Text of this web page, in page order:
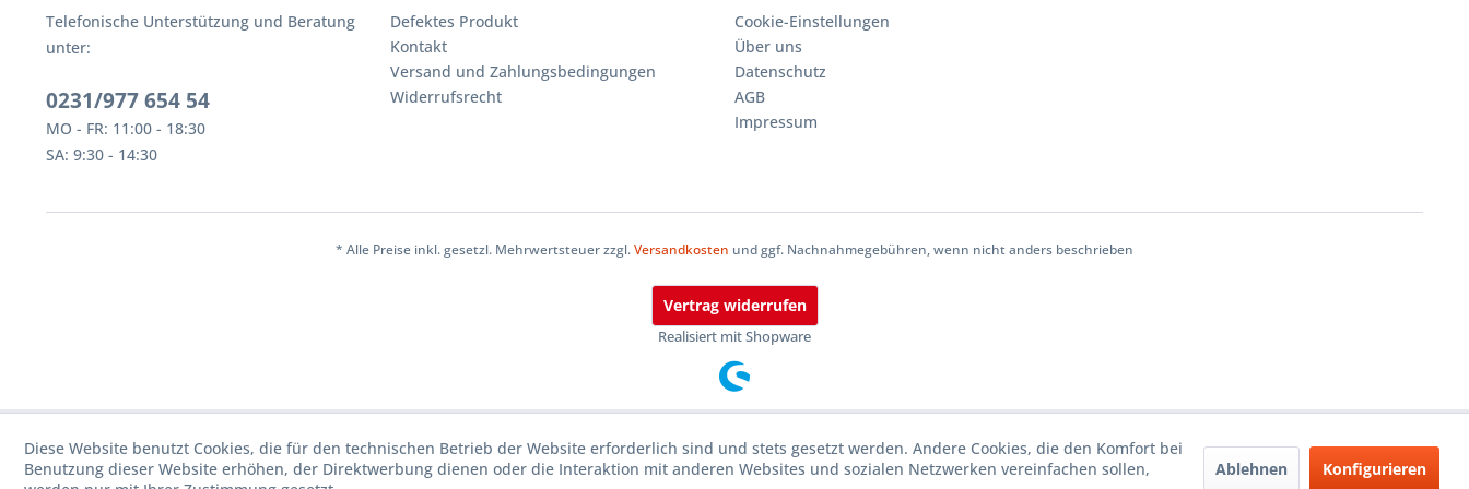
Telefonische Unterstützung und Beratung
unter:
0231/977 654 54
MO - FR: 11:00 - 18:30
SA: 9:30 - 14:30
Defektes Produkt
Kontakt
Versand und Zahlungsbedingungen
Widerrufsrecht
Cookie-Einstellungen
Über uns
Datenschutz
AGB
Impressum
* Alle Preise inkl. gesetzl. Mehrwertsteuer zzgl.Versandkosten und ggf. Nachnahmegebühren, wenn nicht anders beschrieben
Vertrag widerrufen
Realisiert mit Shopware
Diese Website benutzt Cookies, die für den technischen Betrieb der Website erforderlich sind und stets gesetzt werden. Andere Cookies, die den Komfort bei
Benutzung dieser Website erhöhen, der Direktwerbung dienen oder die Interaktion mit anderen Websites und sozialen Netzwerken vereinfachen sollen,
Ablehnen Konfigurieren